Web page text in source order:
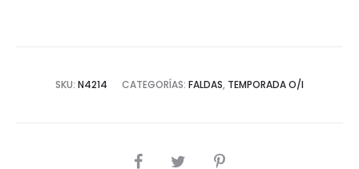
SKU: N4214 CATEGORÍAS: FALDAS, TEMPORADA O/I
COMPARTIR